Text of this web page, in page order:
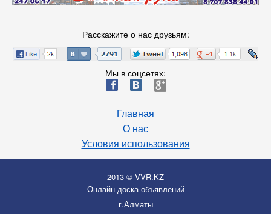
Расскажите о нас друзьям:
Мы в соцсетях:
ä æ è
Главная
О нас
Условия использования
2013 © VVR.KZ
Онлайн-доска объявлений
г.Алматы